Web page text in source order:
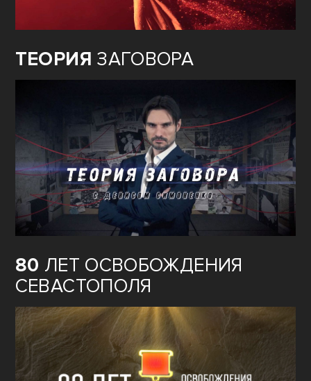
ТЕОРИЯ ЗАГОВОРА
80 ЛЕТ ОСВОБОЖДЕНИЯ
СЕВАСТОПОЛЯ